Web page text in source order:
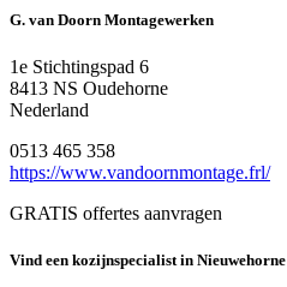
G. van Doorn Montagewerken
1e Stichtingspad 6
8413 NS Oudehorne
Nederland
0513 465 358
https://www.vandoornmontage.frl/
GRATIS offertes aanvragen
Vind een kozijnspecialist in Nieuwehorne